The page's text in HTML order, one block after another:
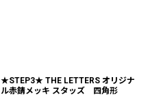
★STEP3★ THE LETTERS オリジナ
ル赤錆メッキ スタッズ 四角形